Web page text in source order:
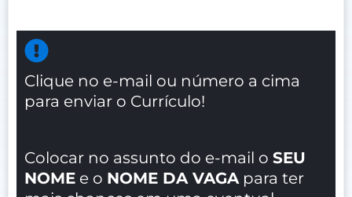
Clique no e-mail ou número a cima
para enviar o Currículo!
Colocar no assunto do e-mail o SEU
NOME e o NOME DA VAGA para ter